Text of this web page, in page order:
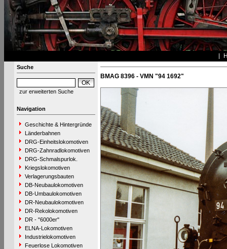
Suche
zur erweiterten Suche
Navigation
Geschichte & Hintergründe
Länderbahnen
DRG-Einheitslokomotiven
DRG-Zahnradlokomotiven
DRG-Schmalspurlok.
Kriegslokomotiven
Verlagerungsbauten
DB-Neubaulokomotiven
DB-Umbaulokomotiven
DR-Neubaulokomotiven
DR-Rekolokomotiven
DR - "6000er"
ELNA-Lokomotiven
Industrielokomotiven
Feuerlose Lokomotiven
BMAG 8396 - VMN "94 1692"